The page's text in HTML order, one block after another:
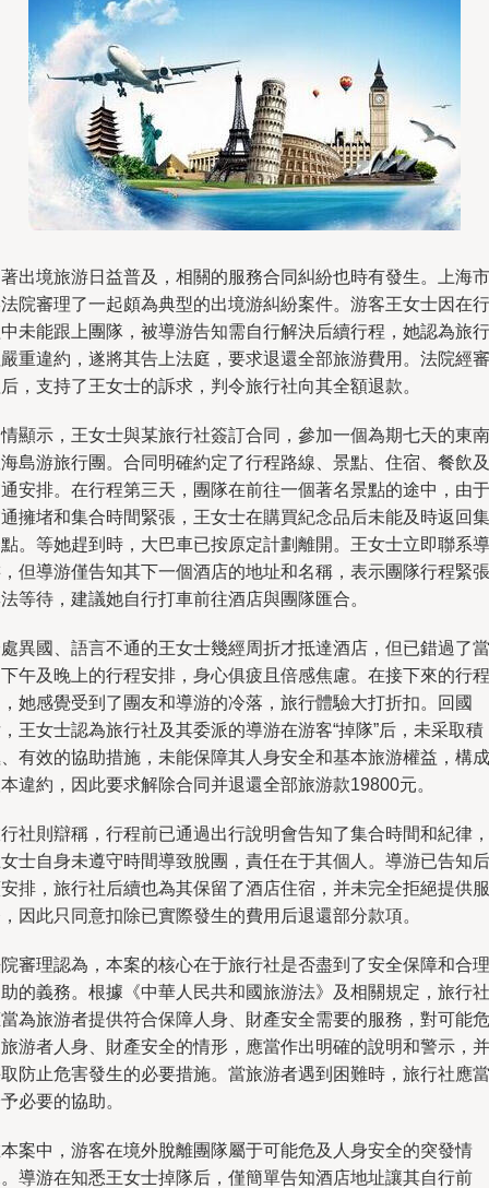
出境旅游日益普及，相關的服務合同糾紛也時有發生。上海市
院審理了一起頗為典型的出境游糾紛案件。游客王女士因在行
未能跟上團隊，被導游告知需自行解決后續行程，她認為旅行
重違約，遂將其告上法庭，要求退還全部旅游費用。法院經審
，支持了王女士的訴求，判令旅行社向其全額退款。
顯示，王女士與某旅行社簽訂合同，參加一個為期七天的東南
島游旅行團。合同明確約定了行程路線、景點、住宿、餐飲及
安排。在行程第三天，團隊在前往一個著名景點的途中，由于
擁堵和集合時間緊張，王女士在購買紀念品后未能及時返回集
。等她趕到時，大巴車已按原定計劃離開。王女士立即聯系導
但導游僅告知其下一個酒店的地址和名稱，表示團隊行程緊張
等待，建議她自行打車前往酒店與團隊匯合。
異國、語言不通的王女士幾經周折才抵達酒店，但已錯過了當
午及晚上的行程安排，身心俱疲且倍感焦慮。在接下來的行程
她感覺受到了團友和導游的冷落，旅行體驗大打折扣。回國
王女士認為旅行社及其委派的導游在游客“掉隊”后，未采取積
有效的協助措施，未能保障其人身安全和基本旅游權益，構成
違約，因此要求解除合同并退還全部旅游款19800元。
社則辯稱，行程前已通過出行說明會告知了集合時間和紀律，
士自身未遵守時間導致脫團，責任在于其個人。導游已告知后
排，旅行社后續也為其保留了酒店住宿，并未完全拒絕提供服
因此只同意扣除已實際發生的費用后退還部分款項。
審理認為，本案的核心在于旅行社是否盡到了安全保障和合理
的義務。根據《中華人民共和國旅游法》及相關規定，旅行社
為旅游者提供符合保障人身、財產安全需要的服務，對可能危
游者人身、財產安全的情形，應當作出明確的說明和警示，并
防止危害發生的必要措施。當旅游者遇到困難時，旅行社應當
必要的協助。
案中，游客在境外脫離團隊屬于可能危及人身安全的突發情
導游在知悉王女士掉隊后，僅簡單告知酒店地址讓其自行前